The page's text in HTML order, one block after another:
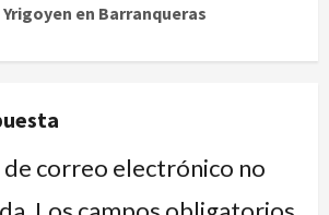
en Barranqueras
de correo electrónico no